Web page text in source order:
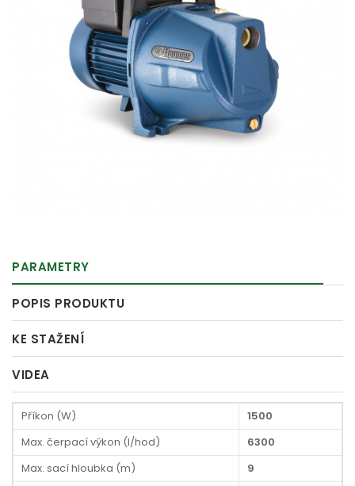
PARAMETRY
POPIS PRODUKTU
KE STAŽENÍ
VIDEA
Příkon (W)
1500
Max. čerpací výkon (l/hod)
6300
Max. sací hloubka (m)
9